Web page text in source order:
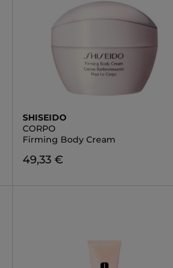
SHISEIDO
CORPO
Firming Body Cream
49,33 €